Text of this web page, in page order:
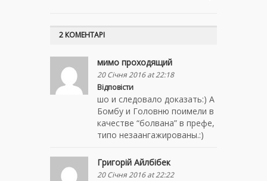
2 КОМЕНТАРІ
мимо проходящий
20 Січня 2016 at 22:18
Відповісти
шо и следовало доказать:) А
Бомбу и Головню поимели в
качестве “болвана” в префе,
типо незаангажированы.:)
Григорій Айлбібек
20 Січня 2016 at 22:22